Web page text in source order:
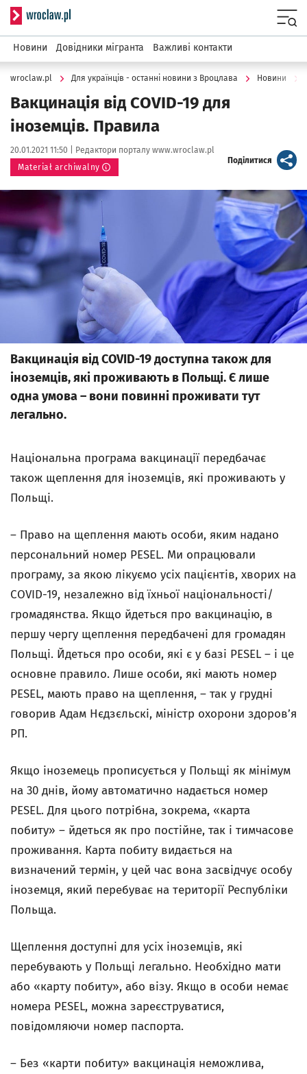
Serwis informacyjny wroclaw.pl
Новини Довідники мігранта Важливі контакти
wroclaw.pl Для українців - останні новини з Вроцлава Новини
Вакцинація від COVID-19 для
іноземців. Правила
Data publikacji:
20.01.2021 11:50 | Autor:
Редактори порталу www.wroclaw.pl
Materiał archiwalny
Поділитися artykuł
Kliknij, aby powiększyć
Вакцинація від COVID-19 доступна також для
іноземців, які проживають в Польщі. Є лише
одна умова – вони повинні проживати тут
легально.
Національна програма вакцинації передбачає
також щеплення для іноземців, які проживають у
Польщі.
– Право на щеплення мають особи, яким надано
персональний номер PESEL. Ми опрацювали
програму, за якою лікуємо усіх пацієнтів, хворих на
COVID-19, незалежно від їхньої національності/
громадянства. Якщо йдеться про вакцинацію, в
першу чергу щеплення передбачені для громадян
Польщі. Йдеться про особи, які є у базі PESEL – і це
основне правило. Лише особи, які мають номер
PESEL, мають право на щеплення, – так у грудні
говорив Адам Нєдзєльскі, міністр охорони здоров’я
РП.
Якщо іноземець прописується у Польщі як мінімум
на 30 днів, йому автоматично надається номер
PESEL. Для цього потрібна, зокрема, «карта
побиту» – йдеться як про постійне, так і тимчасове
проживання. Карта побиту видається на
визначений термін, у цей час вона засвідчує особу
іноземця, який перебуває на території Республіки
Польща.
Щеплення доступні для усіх іноземців, які
перебувають у Польщі легально. Необхідно мати
або «карту побиту», або візу. Якщо в особи немає
номера PESEL, можна зареєструватися,
повідомляючи номер паспорта.
– Без «карти побиту» вакцинація неможлива,